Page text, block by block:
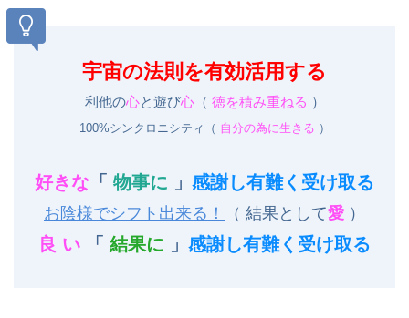
宇宙の法則を有効活用する
利他の心と遊び心（ 徳を積み重ねる ）
100%シンクロニシティ（ 自分の為に生きる ）
好きな 「 物事に 」 感謝し有難く受け取る
お陰様でシフト出来る！ （ 結果として愛 ）
良 い 「 結果に 」 感謝し有難く受け取る